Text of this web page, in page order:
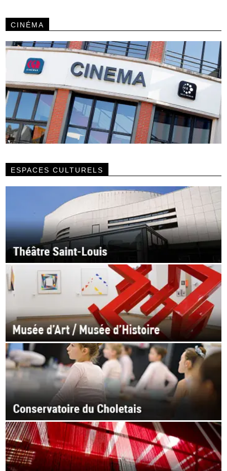
CINÉMA
ESPACES CULTURELS